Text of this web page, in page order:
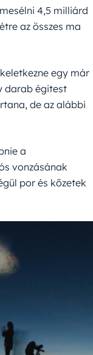
4,5 milliárd
az összes ma
egy már
darab égitest
de az alábbi
a
vonzásának
por és kőzetek